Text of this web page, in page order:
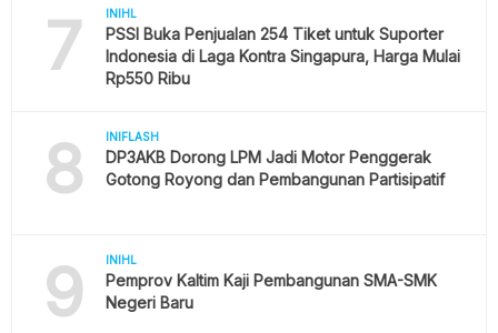
7 INIHL
PSSI Buka Penjualan 254 Tiket untuk Suporter
Indonesia di Laga Kontra Singapura, Harga Mulai
Rp550 Ribu
8 INIFLASH
DP3AKB Dorong LPM Jadi Motor Penggerak
Gotong Royong dan Pembangunan Partisipatif
9 INIHL
Pemprov Kaltim Kaji Pembangunan SMA-SMK
Negeri Baru